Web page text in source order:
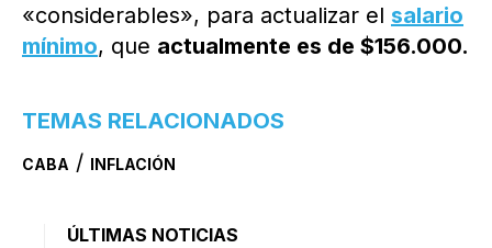
«considerables», para actualizar el salario
mínimo, que actualmente es de $156.000.
TEMAS RELACIONADOS
CABA / INFLACIÓN
ÚLTIMAS NOTICIAS